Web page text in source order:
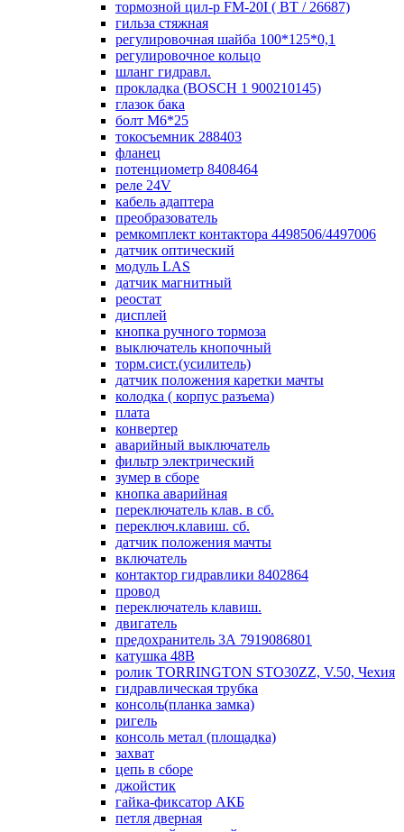
тормозной цил-р FM-20I ( ВТ / 26687)
гильза стяжная
регулировочная шайба 100*125*0,1
регулировочное кольцо
шланг гидравл.
прокладка (BOSCH 1 900210145)
глазок бака
болт М6*25
токосъемник 288403
фланец
потенциометр 8408464
реле 24V
кабель адаптера
преобразователь
ремкомплект контактора 4498506/4497006
датчик оптический
модуль LAS
датчик магнитный
реостат
дисплей
кнопка ручного тормоза
выключатель кнопочный
торм.сист.(усилитель)
датчик положения каретки мачты
колодка ( корпус разъема)
плата
конвертер
аварийный выключатель
фильтр электрический
зумер в сборе
кнопка аварийная
переключатель клав. в сб.
переключ.клавиш. сб.
датчик положения мачты
включатель
контактор гидравлики 8402864
провод
переключатель клавиш.
двигатель
предохранитель 3А 7919086801
катушка 48В
ролик TORRINGTON STO30ZZ, V.50, Чехия
гидравлическая трубка
консоль(планка замка)
ригель
консоль метал (площадка)
захват
цепь в сборе
джойстик
гайка-фиксатор АКБ
петля дверная